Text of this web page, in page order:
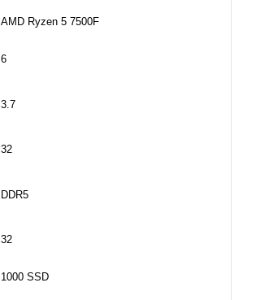
AMD Ryzen 5 7500F
6
3.7
32
DDR5
32
1000 SSD